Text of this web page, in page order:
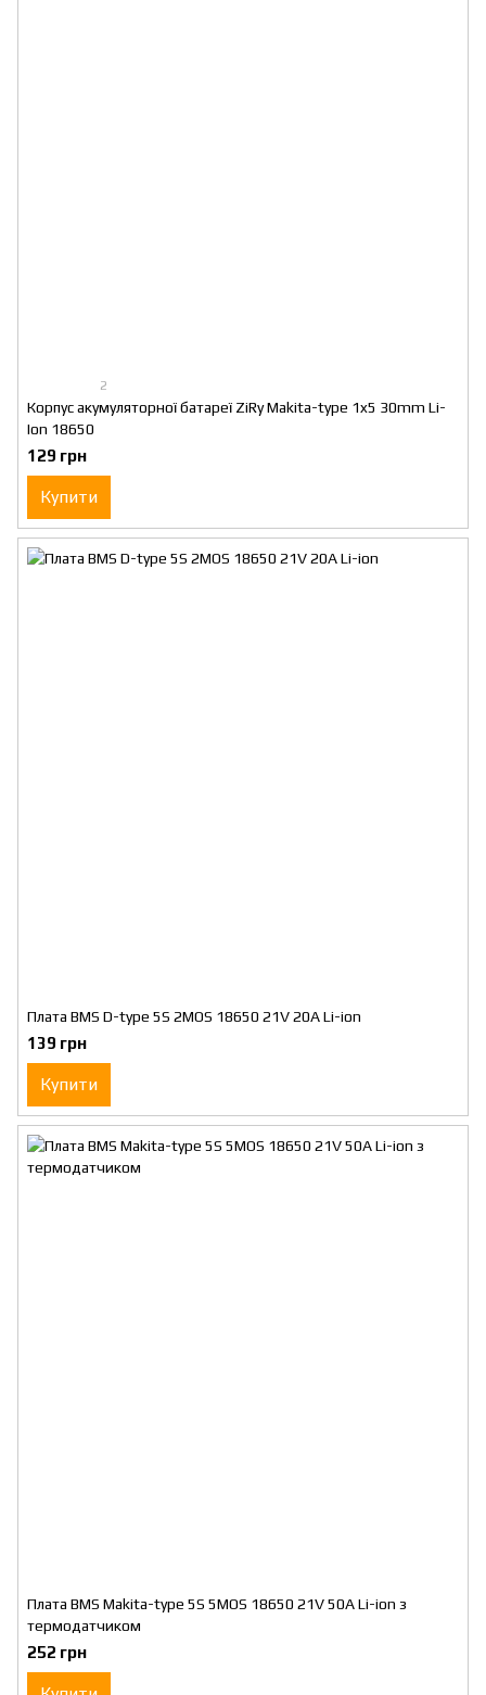
2
Корпус акумуляторної батареї ZiRy Makita-type 1x5 30mm Li-
Ion 18650
129 грн
Купити
Плата BMS D-type 5S 2MOS 18650 21V 20A Li-ion
139 грн
Купити
Плата BMS Makita-type 5S 5MOS 18650 21V 50A Li-ion з
термодатчиком
252 грн